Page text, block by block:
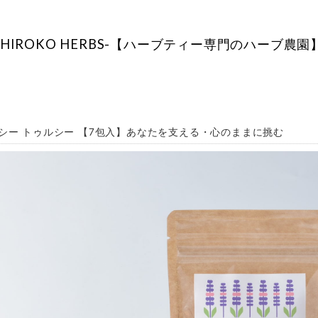
HERBS-【ハーブティー専門のハーブ農園
ー トゥルシー 【7包入】あなたを支える・心のままに挑む